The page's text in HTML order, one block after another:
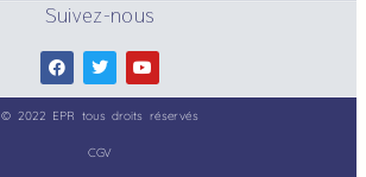
Suivez-nous
© 2022 EPR tous droits réservés
CGV